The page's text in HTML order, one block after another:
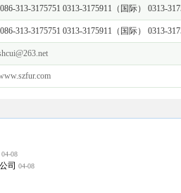
313-3175751 0313-3175911（国际） 0313-
313-3175751 0313-3175911（国际） 0313-
04-08
司 04-08